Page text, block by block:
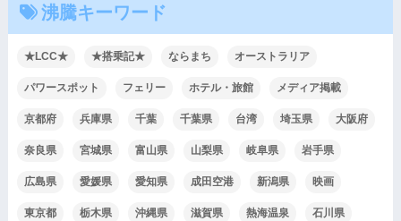
沸騰キーワード
★LCC★ ★搭乗記★ ならまち オーストラリア
パワースポット フェリー ホテル・旅館 メディア掲載
京都府 兵庫県 千葉 千葉県 台湾 埼玉県 大阪府
奈良県 宮城県 富山県 山梨県 岐阜県 岩手県
広島県 愛媛県 愛知県 成田空港 新潟県 映画
東京都 栃木県 沖縄県 滋賀県 熱海温泉 石川県